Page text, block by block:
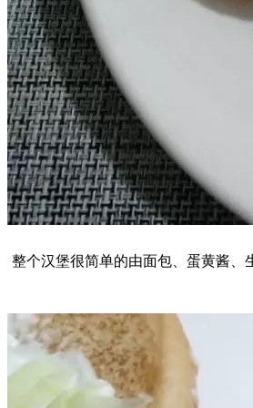
整个汉堡很简单的由面包、蛋黄酱、